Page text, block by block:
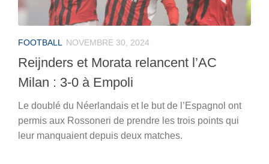
FOOTBALL NOVEMBRE 30, 2024
Reijnders et Morata relancent l’AC
Milan : 3-0 à Empoli
Le doublé du Néerlandais et le but de l’Espagnol ont
permis aux Rossoneri de prendre les trois points qui
leur manquaient depuis deux matches.